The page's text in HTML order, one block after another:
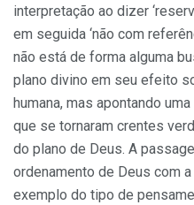
interpretação ao dizer
em seguida ‘não com
não está de forma alguma
plano divino em seu efeito
humana, mas apontando
que se tornaram crentes
do plano de Deus. A
ordenamento de Deus com
exemplo do tipo de